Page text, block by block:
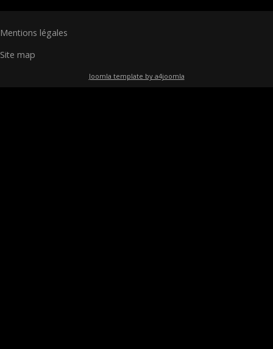
Mentions légales
Site map
Joomla template by a4joomla